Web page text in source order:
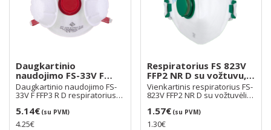
Daugkartinio
naudojimo FS-33V F
FFP3 R D respiratorius
su vožtuvėliu ir
papildomais dviem
filtrais šonuose, skirti
dirbi iki 3 d.d
Daugkartinio naudojimo FS-
33V F FFP3 R D respiratorius
5.14€ (su PVM)
4.25€
Respiratorius FS 823V
FFP2 NR D su vožtuvu,
dirželiai per galvą
Vienkartinis respiratorius FS-
823V FFP2 NR D su vožtuvėliu
1.57€ (su PVM)
1.30€